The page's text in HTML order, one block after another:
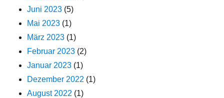
Juni 2023 (5)
Mai 2023 (1)
März 2023 (1)
Februar 2023 (2)
Januar 2023 (1)
Dezember 2022 (1)
August 2022 (1)